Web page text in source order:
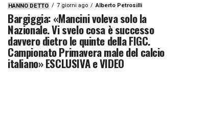
HANNO DETTO 7 giorni ago Alberto Petrosilli
Bargiggia: «Mancini voleva solo la
Nazionale. Vi svelo cosa è successo
davvero dietro le quinte della FIGC.
Campionato Primavera male del calcio
italiano» ESCLUSIVA e VIDEO